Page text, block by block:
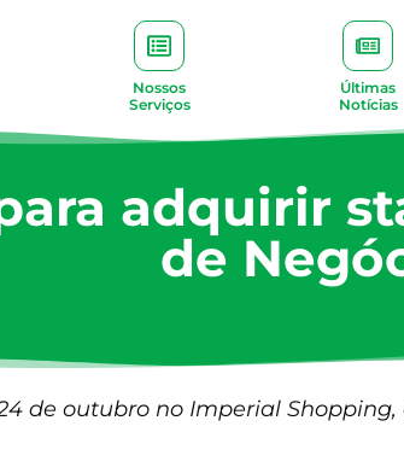
Nossos
Serviços
Últimas
Notícias
adquirir
de
de outubro no Imperial